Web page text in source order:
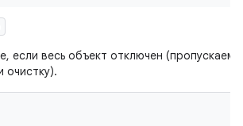
если весь объект отключен (пропускаем
очистку).